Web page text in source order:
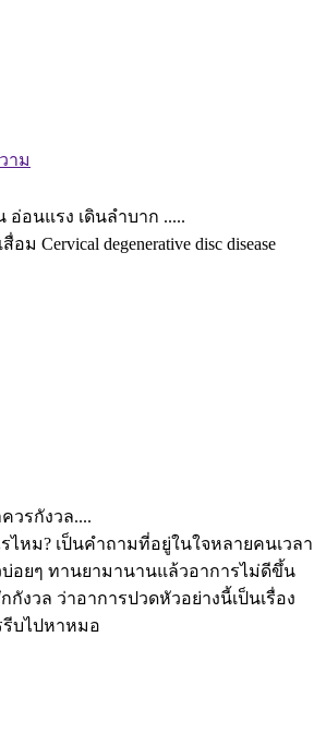
าม
อนแรง เดินลำบาก .....
Cervical degenerative disc disease
วรกังวล....
ไหม? เป็นคำถามที่อยู่ในใจหลายคนเวลา
อยๆ ทานยามานานแล้วอาการไม่ดีขึ้น
กังวล ว่าอาการปวดหัวอย่างนี้เป็นเรื่อง
รีบไปหาหมอ